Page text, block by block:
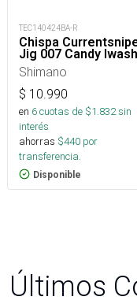
TEC140424BA-R
Chispa
Jig 007 Candy
Shimano
$ 10.990
en 6cuotas de $1.832sin
interés
ahorras $440 por
transferencia.
Disponible
Últimos